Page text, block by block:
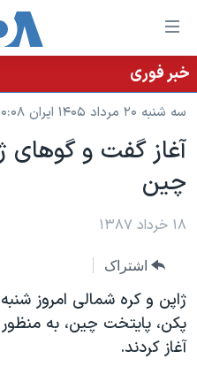
لینکهای
قابل
دسترسی
جهش
محتوای
اصلی
جهش
به
اصلی
جهش
به
جستجو
خانه
نسخه سبک وب‌سایت
موضوع ها
ایران
آمریکا
گزیده‌ها
ویژه برنامه‌ها
برنامه های تلویزیونی
جدول برنامه ها
صفحه‌های ویژه
عملیات خشم حماسی
۲۵۰سالگی آمریکا
پخش رادیویی
یادگیری زبان انگلیسی
خبر فوری
سه شنبه ۲۰ مرداد ۱۴۰۵ ایران ۰۰:۰۸
آغاز گفت و گوهای
چين
۱۸ خرداد ۱۳۸۷
اشتراک
ژاپن و کره شمالی امروز
پکن، پايتخت چين، به
آغاز کردند.